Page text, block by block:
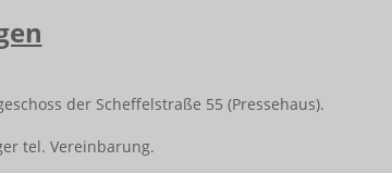
der Scheffelstraße 55 (Pressehaus).
tel. Vereinbarung.